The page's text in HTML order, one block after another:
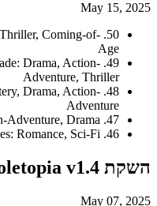
May 15, 2025
Thriller, Coming-of-
Age
Drama, Action-
Adventure, Thriller
Drama, Action-
Adventure
47. Heist of Hearts: Romance, Action-Adventure, Drama
46. Echo Between Universes: Romance, Sci-Fi
השקת Roletopia v1.4
May 07, 2025